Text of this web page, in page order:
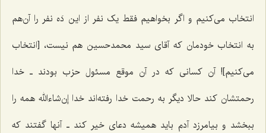
انتخاب می‌کنیم و اگر بخواهیم فقط یک نفر از این دَه نفر را آن‌هم
به انتخاب خودمان که آقای سید محمدحسین هم نیست، [انتخاب
می‌کنیم]! آن کسانی که در آن موقع مسئول حزب بودند ـ خدا
رحمتشان کند حالا دیگر به رحمت خدا رفته‌اند خدا إن‌شاءالله همه را
ببخشد و بیامرزد آدم باید همیشه دعای خیر کند ـ آنها گفتند که